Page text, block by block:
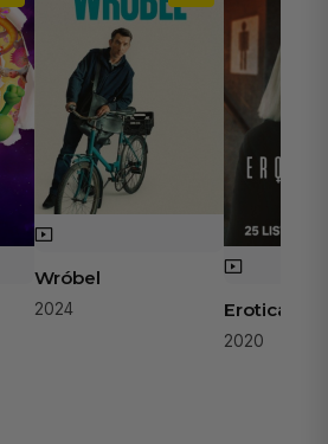
Wróbel
2024 Erotica
2020